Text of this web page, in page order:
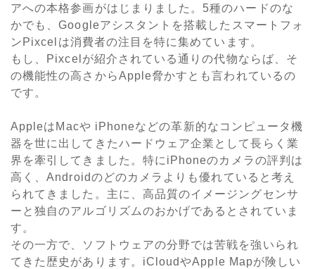
アへの本格参画がはじまりました。5種のハードのな
かでも、Googleアシスタントを搭載したスマートフォ
ンPixcelは消費者の注目を特に集めています。
もし、Pixcelが紹介されている通りの代物ならば、そ
の機能性の高さからApple脅かすとも言われているの
です。
AppleはMacや iPhoneなどの革新的なコンピュータ機
器を世に出してきたハードウェア企業として長らく業
界を牽引してきました。特にiPhoneのカメラの評判は
高く、Androidのどのカメラよりも優れていると考え
られてきました。主に、高品質のイメージングセンサ
ーと独自のアルゴリズムのおかげであるとされていま
す。
その一方で、ソフトウェアの分野では苦戦を強いられ
てきた歴史があります。iCloudやApple Mapが険しい